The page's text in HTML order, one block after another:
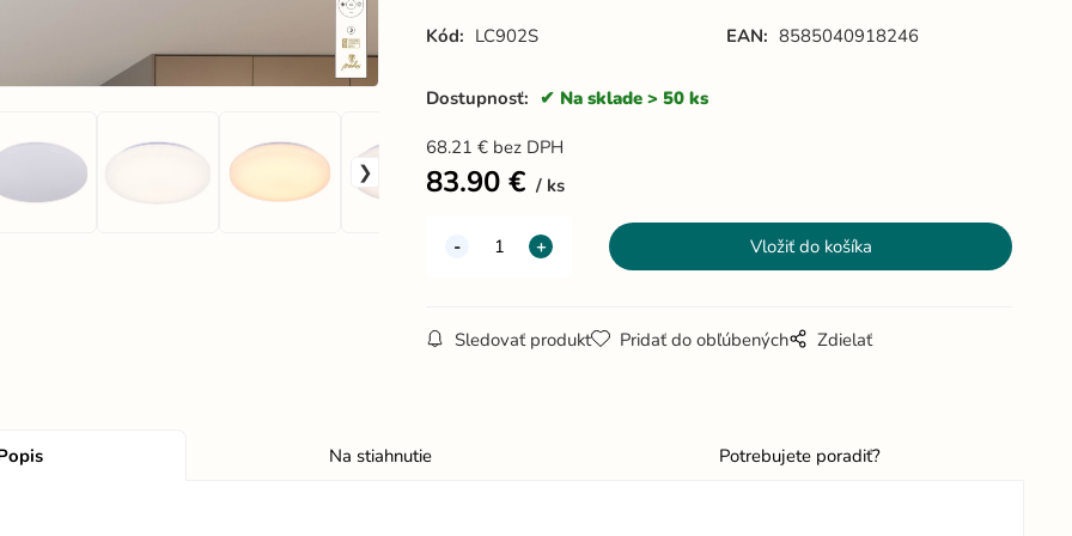
Kód: LC902S EAN: 8585040918246
Dostupnosť: Na sklade > 50 ks
68.21 € bez DPH
83.90 € ks
Sledovať produkt Pridať do obľúbených Zdielať
Na stiahnutie Potrebujete poradiť?